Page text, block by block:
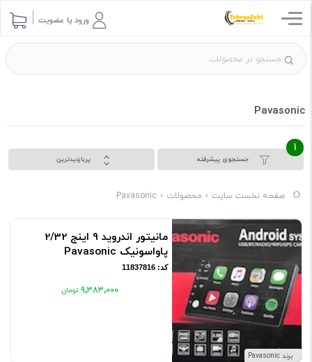
ورود یا عضویت
Pavasonic
جستجوی پیشرفته
1
پربازدیدترین
صفحه نخست سایت محصولات Pavasonic
برند Pavasonic
مانیتور اندروید 9 اینج 2/32
پاواسونیک Pavasonic
کد: 11837816
۹٬۳۸۳٬۰۰۰